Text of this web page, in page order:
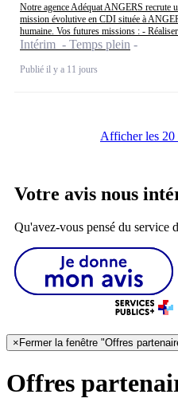
Notre agence Adéquat ANGERS
mission évolutive en CDI située à
humaine. Vos futures missions : - Réaliser
Intérim - Temps plein
Publié il y a 11 jours
Afficher les 20
Votre avis nous
Qu'avez-vous pensé du service
× Fermer la fenêtre "Offres
Offres